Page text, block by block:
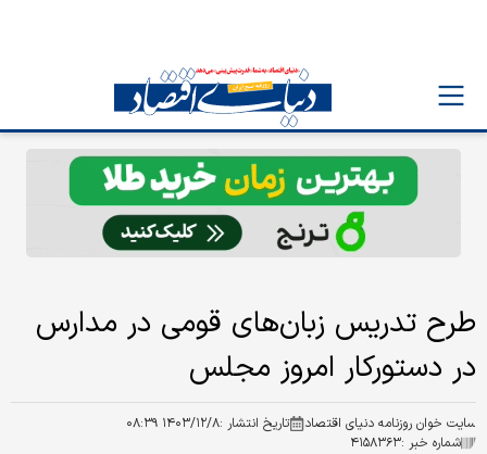
طرح تدریس زبان‌های قومی در مدارس
در دستورکار امروز مجلس
سایت خوان روزنامه دنیای اقتصاد تاریخ انتشار :۱۴۰۳/۱۲/۸ ۰۸:۳۹
شماره خبر :۴۱۵۸۳۶۳